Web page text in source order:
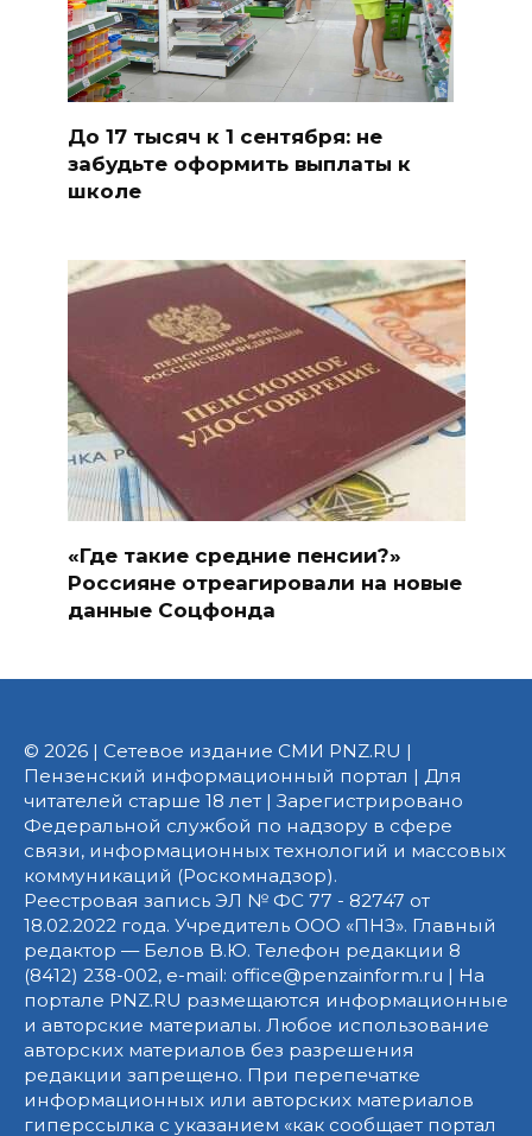
До 17 тысяч к 1 сентября: не
забудьте оформить выплаты к
школе
«Где такие средние пенсии?»
Россияне отреагировали на новые
данные Соцфонда
© 2026 | Сетевое издание СМИ PNZ.RU |
Пензенский информационный портал | Для
читателей старше 18 лет | Зарегистрировано
Федеральной службой по надзору в сфере
связи, информационных технологий и массовых
коммуникаций (Роскомнадзор).
Реестровая запись ЭЛ № ФС 77 - 82747 от
18.02.2022 года. Учредитель ООО «ПНЗ». Главный
редактор — Белов В.Ю. Телефон редакции 8
(8412) 238-002, e-mail: office@penzainform.ru | На
портале PNZ.RU размещаются информационные
и авторские материалы. Любое использование
авторских материалов без разрешения
редакции запрещено. При перепечатке
информационных или авторских материалов
гиперссылка с указанием «как сообщает портал